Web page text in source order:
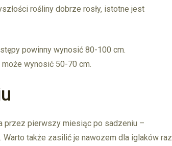
rośliny dobrze rosły, istotne jest
powinny wynosić 80-100 cm.
może wynosić 50-70 cm.
przez pierwszy miesiąc po sadzeniu –
Warto także zasilić je nawozem dla iglaków raz